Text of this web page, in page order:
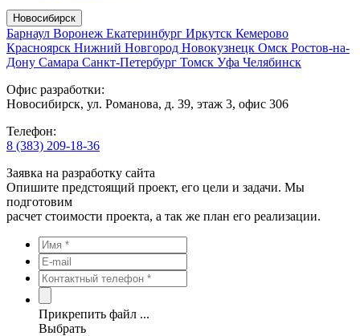
Новосибирск
Барнаул Воронеж Екатеринбург Иркутск Кемерово
Красноярск Нижний Новгород Новокузнецк Омск Ростов-на-
Дону Самара Санкт-Петербург Томск Уфа Челябинск
Офис разработки:
Новосибирск, ул. Романова, д. 39, этаж 3, офис 306
Телефон:
8 (383) 209-18-36
Заявка на разработку сайта
Опишите предстоящий проект, его цели и задачи. Мы
подготовим
расчет стоимости проекта, а так же план его реализации.
Прикрепить файл ...
Выбрать